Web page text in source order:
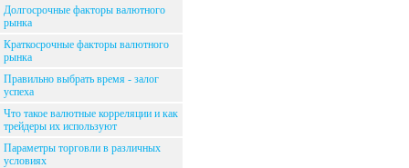
Долгосрочные факторы валютного
рынка
Краткосрочные факторы валютного
рынка
Правильно выбрать время - залог
успеха
Что такое валютные корреляции и как
трейдеры их используют
Параметры торговли в различных
условиях